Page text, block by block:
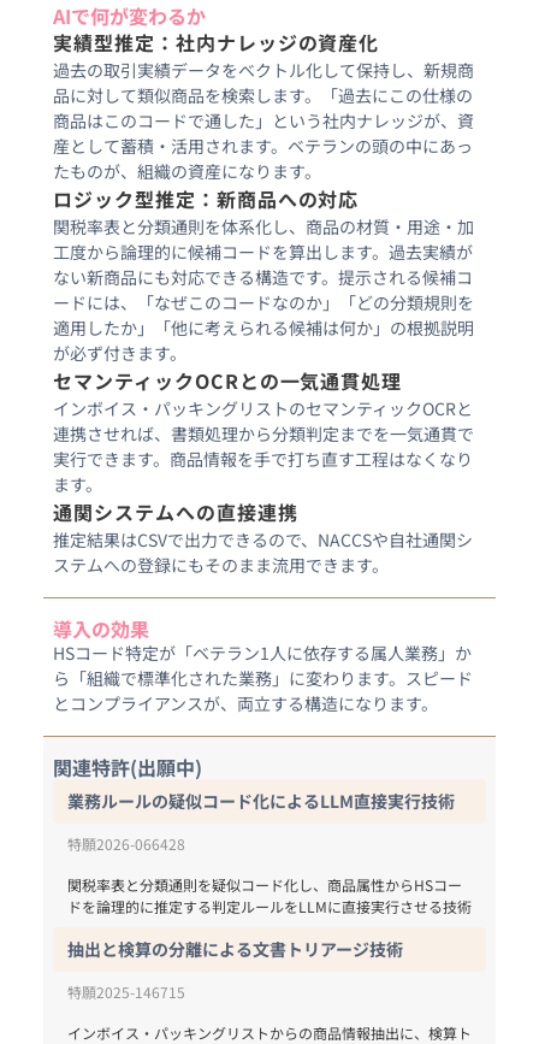
AIで何が変わるか
実績型推定：社内ナレッジの資産化
過去の取引実績データをベクトル化して保持し、新規商
品に対して類似商品を検索します。「過去にこの仕様の
商品はこのコードで通した」という社内ナレッジが、資
産として蓄積・活用されます。ベテランの頭の中にあっ
たものが、組織の資産になります。
ロジック型推定：新商品への対応
関税率表と分類通則を体系化し、商品の材質・用途・加
工度から論理的に候補コードを算出します。過去実績が
ない新商品にも対応できる構造です。提示される候補コ
ードには、「なぜこのコードなのか」「どの分類規則を
適用したか」「他に考えられる候補は何か」の根拠説明
が必ず付きます。
セマンティックOCRとの一気通貫処理
インボイス・パッキングリストのセマンティックOCRと
連携させれば、書類処理から分類判定までを一気通貫で
実行できます。商品情報を手で打ち直す工程はなくなり
ます。
通関システムへの直接連携
推定結果はCSVで出力できるので、NACCSや自社通関シ
ステムへの登録にもそのまま流用できます。
導入の効果
HSコード特定が「ベテラン1人に依存する属人業務」か
ら「組織で標準化された業務」に変わります。スピード
関連特許(出願中)
業務ルールの疑似コード化によるLLM直接実行技術
特願2026-066428
関税率表と分類通則を疑似コード化し、商品属性からHSコー
ドを論理的に推定する判定ルールをLLMに直接実行させる技術
抽出と検算の分離による文書トリアージ技術
特願2025-146715
インボイス・パッキングリストからの商品情報抽出に、検算ト